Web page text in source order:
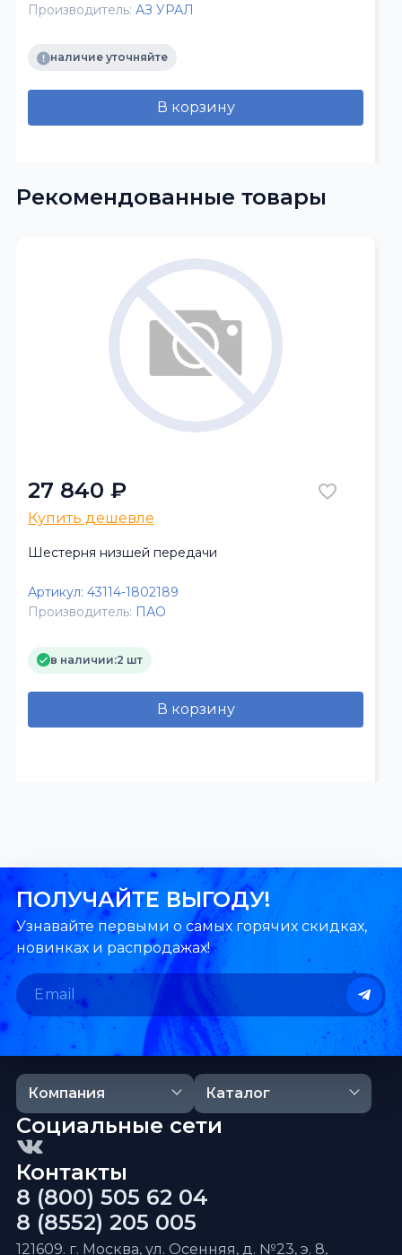
Производитель: АЗ УРАЛ
наличие уточняйте
В корзину
Рекомендованные товары
27 840 ₽
Купить дешевле
Шестерня низшей передачи
Артикул: 43114-1802189
Производитель: ПАО
в наличии:2 шт
В корзину
ПОЛУЧАЙТЕ ВЫГОДУ!
Узнавайте первыми о самых горячих скидках,
новинках и распродажах!
Компания Каталог
Контакты
8 (800) 505 62 04
8 (8552) 205 005
121609. г. Москва, ул. Осенняя, д. №23, э. 8,
Социальные сети